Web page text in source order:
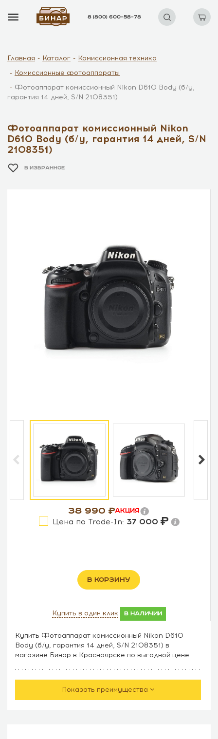
8 (800) 600–58–78
Главная Каталог
Комиссионная техника
Комиссионные фотоаппараты
Фотоаппарат комиссионный Nikon D610 Body (б/у,
гарантия 14 дней, S/N 2108351)
Фотоаппарат комиссионный Nikon
D610 Body (б/у, гарантия 14 дней, S/N
2108351)
В ИЗБРАННОЕ
38 990 Акция
Цена по Trade-In: 37 000
В КОРЗИНУ
Купить в один клик в наличии
Купить Фотоаппарат комиссионный Nikon D610
Body (б/у, гарантия 14 дней, S/N 2108351) в
магазине Бинар в Красноярске по выгодной цене
Показать преимущества